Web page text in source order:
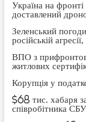
Україна на
доставлений
Зеленський
російській
ВПО з
житлових
Корупція у
$68 тис. хабаря за
співробітника